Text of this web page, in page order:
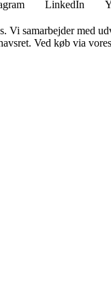
LinkedIn
Vi samarbejder med
Ved køb via